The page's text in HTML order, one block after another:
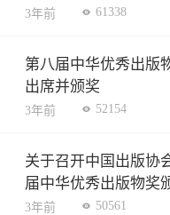
3年前 61338
第八届中华优秀出版
出席并颁奖
3年前 52154
关于召开中国出版协
届中华优秀出版物奖
3年前 50561